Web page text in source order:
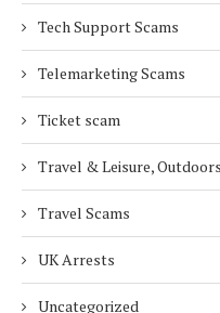
Tech Support Scams
Telemarketing Scams
Ticket scam
Travel & Leisure, Outdoors
Travel Scams
UK Arrests
Uncategorized